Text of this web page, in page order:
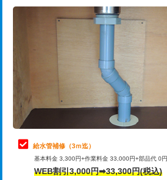
給水管工事※（ライニング鋼管・銅
管・ポリ管・HT管使用/3ｍ超え)
排水管工事（土の掘削・埋め戻し作
排水管工事（排水管工事/3ｍまで）
排水管工事（追加 排水管工事/3ｍ超
マス交換（土の掘削・埋め戻し作業）
マス交換（深さ50㎝未満）
追加トーラー機使用/3m超え
止水・漏水調査・防水処理・清掃・修
理・調整・分解・加工など（軽作業）
止水・漏水調査・防水処理・清掃・修
理・調整・分解・加工など（中作業）
止水・漏水調査・防水処理・清掃・修
理・調整・分解・加工など（重作業）
給水管補修（3ｍ迄）
基本料金 3,300円+作業料金 33,000円+部品代 0
WEB割引3,000円➡33,300円(税込)